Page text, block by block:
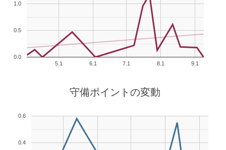
5.1 6.1 7.1 8.1 9.1
0.0
0.5
1.0
守備ポイントの変動
0.4
0.6